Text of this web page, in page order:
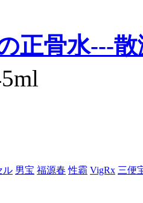
正骨水---
ル 男宝 福源春 性霸 VigRx 三便